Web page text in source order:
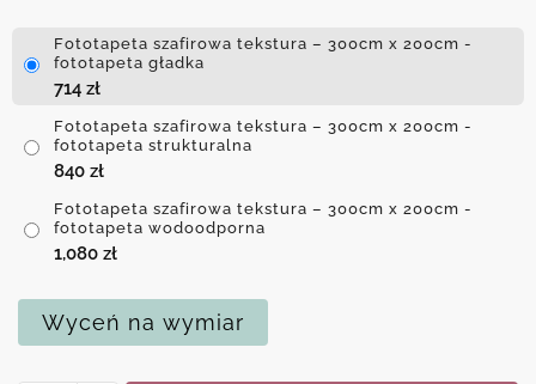
Fototapeta szafirowa tekstura – 300cm x 200cm -
fototapeta gładka
714 zł
Fototapeta szafirowa tekstura – 300cm x 200cm -
fototapeta strukturalna
840 zł
Fototapeta szafirowa tekstura – 300cm x 200cm -
fototapeta wodoodporna
1,080 zł
Wyceń na wymiar